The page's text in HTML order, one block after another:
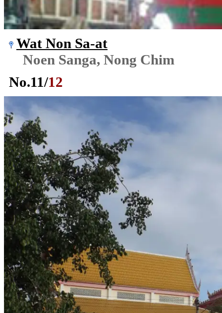
Wat Non Sa-at
Noen Sanga, Nong Chim
No.11/12